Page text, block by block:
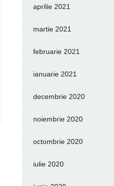
aprilie 2021
martie 2021
februarie 2021
ianuarie 2021
decembrie 2020
noiembrie 2020
octombrie 2020
iulie 2020